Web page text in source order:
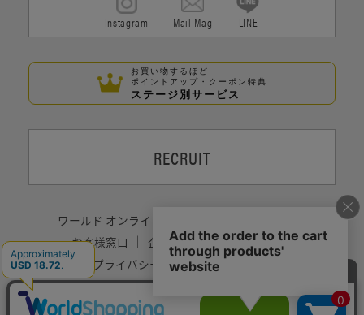
Instagram Mail Mag LINE
お買い物するほど
ポイントアップ・クーポン特典
ステージ別サービス
RECRUIT
ワールド オンラインストア
お客様窓口
企業情報
サイトポリシー
プライバシーポリシー
採用情報
Copyrights © WORLD CO.,LTD. All rights reserved.